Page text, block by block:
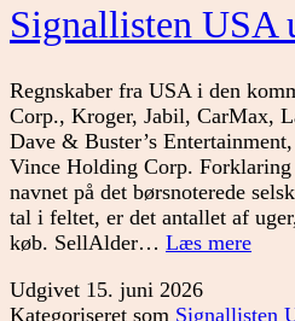
Signallisten USA
Regnskaber fra USA i den
Corp., Kroger, Jabil, CarMax,
Dave & Buster’s
Vince Holding Corp.
navnet på det børsnoterede
tal i feltet, er det antallet af
køb. SellAlder… Læs mere
Udgivet 15. juni 2026
Kategoriseret som Signallisten